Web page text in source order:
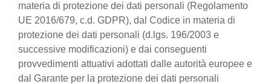
materia di protezione dei dati personali (Regolamento
UE 2016/679, c.d. GDPR), dal Codice in materia di
protezione dei dati personali (d.lgs. 196/2003 e
successive modificazioni) e dai conseguenti
provvedimenti attuativi adottati dalle autorità europee e
dal Garante per la protezione dei dati personali